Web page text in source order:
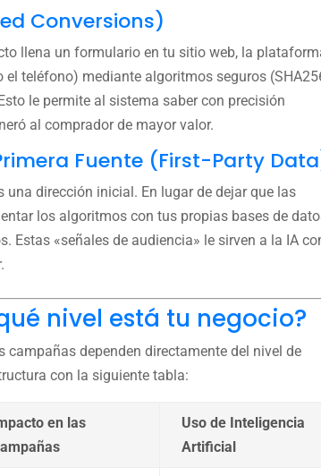
Conversions)
llena un formulario en tu sitio web, la
teléfono) mediante algoritmos seguros
le permite al sistema saber con precisión
al comprador de mayor valor.
Fuente (First-Party
dirección inicial. En lugar de dejar que las
los algoritmos con tus propias bases de
Estas «señales de audiencia» le sirven a la IA
nivel está tu negocio?
campañas dependen directamente del nivel de
con la siguiente tabla:
en las
Uso de Inteligencia
Artificial